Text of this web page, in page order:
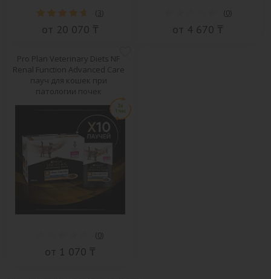
( 3)
от 20 070 ₸
(0)
от 4 670 ₸
Pro Plan Veterinary Diets NF
Renal Function Advanced Care
пауч для кошек при
патологии почек
(0)
от 1 070 ₸